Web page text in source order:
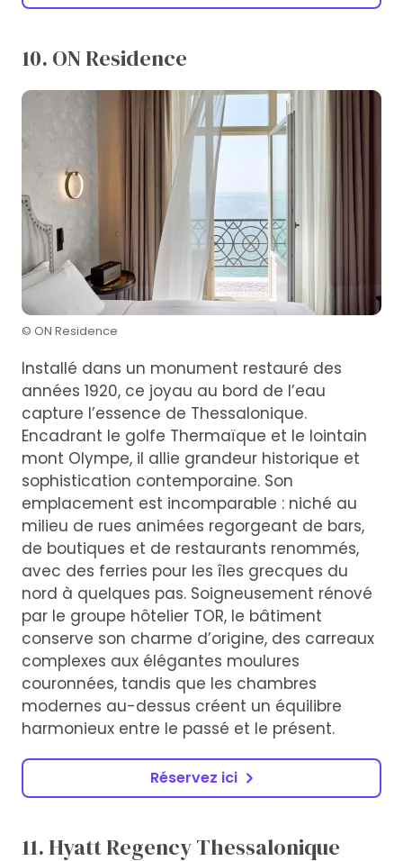
10. ON Residence
© ON Residence
Installé dans un monument restauré des
années 1920, ce joyau au bord de l’eau
capture l’essence de Thessalonique.
Encadrant le golfe Thermaïque et le lointain
mont Olympe, il allie grandeur historique et
sophistication contemporaine. Son
emplacement est incomparable : niché au
milieu de rues animées regorgeant de bars,
de boutiques et de restaurants renommés,
avec des ferries pour les îles grecques du
nord à quelques pas. Soigneusement rénové
par le groupe hôtelier TOR, le bâtiment
conserve son charme d’origine, des carreaux
complexes aux élégantes moulures
couronnées, tandis que les chambres
modernes au-dessus créent un équilibre
harmonieux entre le passé et le présent.
Réservez ici
11. Hyatt Regency Thessalonique